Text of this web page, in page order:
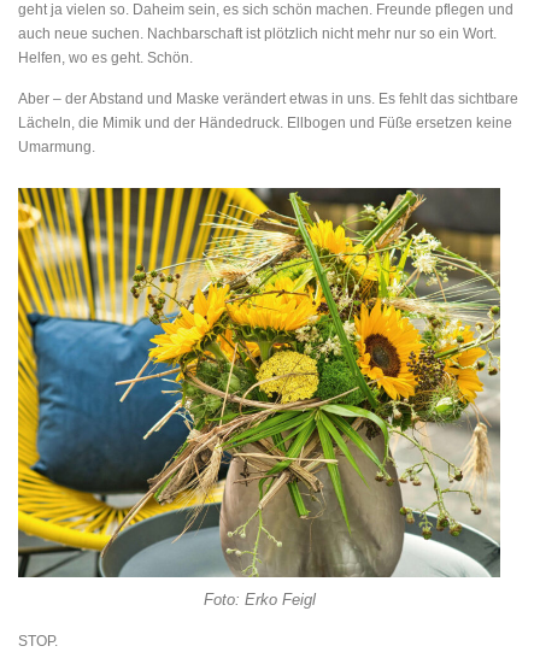
geht ja vielen so. Daheim sein, es sich schön machen. Freunde pflegen und
auch neue suchen. Nachbarschaft ist plötzlich nicht mehr nur so ein Wort.
Helfen, wo es geht. Schön.
Aber – der Abstand und Maske verändert etwas in uns. Es fehlt das sichtbare
Lächeln, die Mimik und der Händedruck. Ellbogen und Füße ersetzen keine
Umarmung.
Foto: Erko Feigl
STOP.